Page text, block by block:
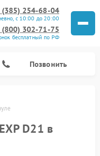
(385) 254-68-04
с 10:00 до 20:00
(800) 302-71-75
бесплатный по РФ
Позвонить
D21 в